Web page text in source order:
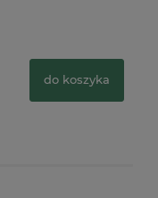
do koszyka